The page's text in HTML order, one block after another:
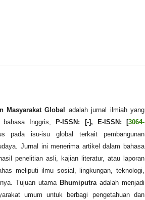
Masyarakat Global
adalah jurnal ilmiah yang
bahasa Inggris,
P-ISSN: [-], E-ISSN: [3064-
pada isu-isu global terkait pembangunan
Jurnal ini menerima artikel dalam bahasa
penelitian asli, kajian literatur, atau laporan
meliputi ilmu sosial, lingkungan, teknologi,
Tujuan utama Bhumiputraadalah menjadi
umum untuk berbagi pengetahuan dan